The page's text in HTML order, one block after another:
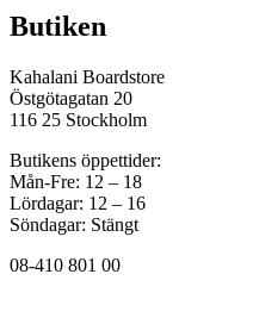
Butiken
Kahalani Boardstore
Östgötagatan 20
116 25 Stockholm
Butikens öppettider:
Mån-Fre: 12 – 18
Lördagar: 12 – 16
Söndagar: Stängt
08-410 801 00